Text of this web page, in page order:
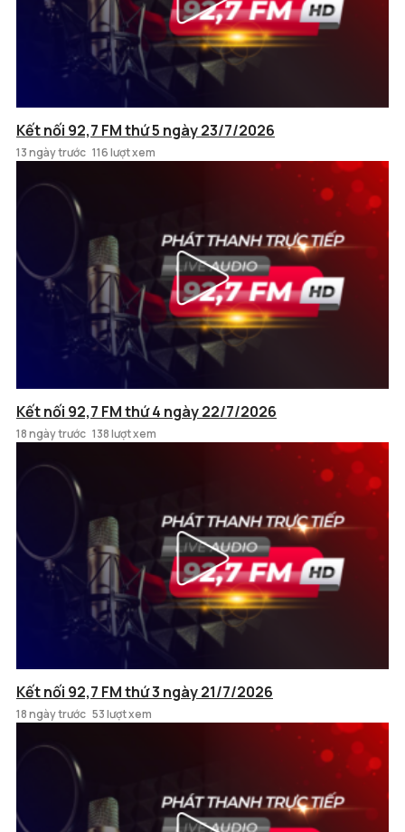
Kết nối 92,7 FM thứ 5 ngày 23/7/2026
13 ngày trước 116 lượt xem
Kết nối 92,7 FM thứ 4 ngày 22/7/2026
18 ngày trước 138 lượt xem
Kết nối 92,7 FM thứ 3 ngày 21/7/2026
18 ngày trước 53 lượt xem